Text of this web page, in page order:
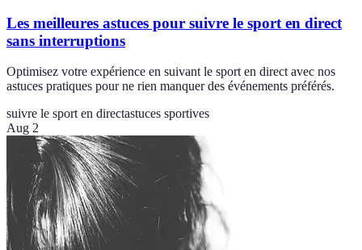
Les meilleures astuces pour suivre le sport en direct
sans interruptions
Optimisez votre expérience en suivant le sport en direct avec nos
astuces pratiques pour ne rien manquer des événements préférés.
suivre le sport en directastuces sportives
Aug 2